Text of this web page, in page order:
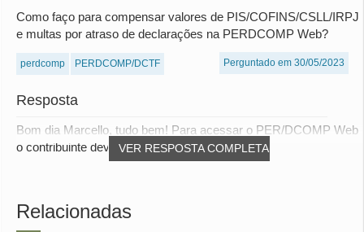
Como faço para compensar valores de PIS/COFINS/CSLL/IRPJ
e multas por atraso de declarações na PERDCOMP Web?
perdcomp PERDCOMP/DCTF Perguntado em 30/05/2023
Resposta
VER RESPOSTA COMPLETA
Bom dia Marcello, tudo bem! Para acessar o PER/DCOMP Web
o contribuinte deverá acessar o Portal e-CA...
Relacionadas